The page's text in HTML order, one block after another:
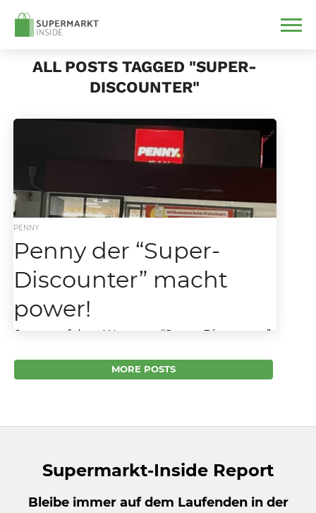
ALL POSTS TAGGED "SUPER-
DISCOUNTER"
PENNY
Penny der “Super-
Discounter” macht
power!
Penny auf dem Weg zum “Super-Discounter”
auf das neue Penny Markthallen-Konzept
MORE POSTS
Supermarkt-Inside Report
Bleibe immer auf dem Laufenden in der